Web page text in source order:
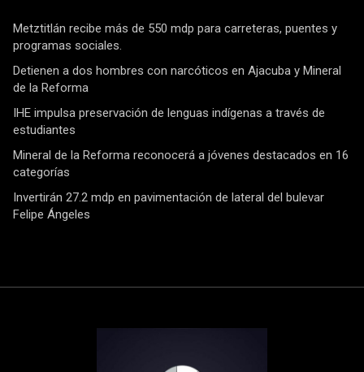
Metztitlán recibe más de 550 mdp para carreteras, puentes y
programas sociales.
Detienen a dos hombres con narcóticos en Ajacuba y Mineral
de la Reforma
IHE impulsa preservación de lenguas indígenas a través de
estudiantes
Mineral de la Reforma reconocerá a jóvenes destacados en 16
categorías
Invertirán 27.2 mdp en pavimentación de lateral del bulevar
Felipe Ángeles